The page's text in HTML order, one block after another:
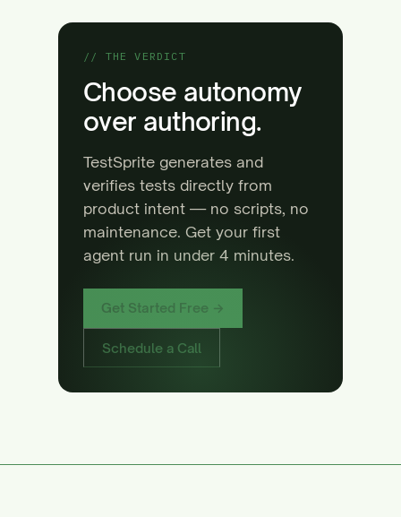
// THE VERDICT
Choose autonomy
over authoring.
TestSprite generates and
verifies tests directly from
product intent — no scripts, no
maintenance. Get your first
agent run in under 4 minutes.
Get Started Free →
Schedule a Call